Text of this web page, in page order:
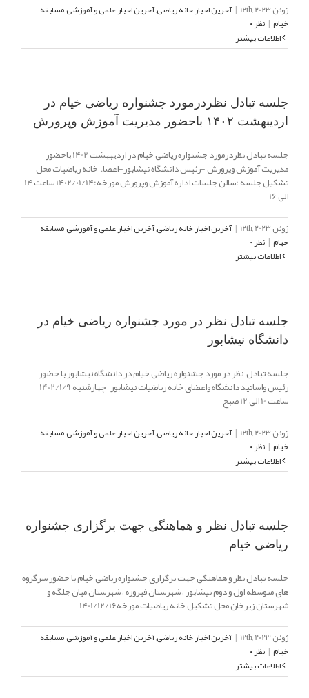
ژوئن 12th, 2023 | آخرین اخبار خانه ریاضی,آخرین اخبار علمی و آموزشی,مسابقه
خیام | نظر ۰
اطلاعات بیشتر
جلسه تبادل نظردرمورد جشنواره ریاضی خیام در
اردیبهشت ۱۴۰۲ باحضور مدیریت آموزش وپرورش
جلسه تبادل نظردرمورد جشنواره ریاضی خیام در اردیبهشت 1402 باحضور
مدیریت آموزش وپرورش -رئیس دانشگاه نیشابور-اعضاء خانه ریاضیات محل
تشکیل جلسه :سالن جلسات اداره آموزش وپرورش مورخه:1402/01/14 ساعت 14
الی 16
ژوئن 12th, 2023 | آخرین اخبار خانه ریاضی,آخرین اخبار علمی و آموزشی,مسابقه
خیام | نظر ۰
اطلاعات بیشتر
جلسه تبادل نظر در مورد جشنواره ریاضی خیام در
دانشگاه نیشابور
جلسه تبادل نظر در مورد جشنواره ریاضی خیام در دانشگاه نیشابور با حضور
رئیس واساتید دانشگاه واعضای خانه ریاضیات نیشابور چهارشنبه 1402/1/9
ساعت 10 الی 12 صبح
ژوئن 12th, 2023 | آخرین اخبار خانه ریاضی,آخرین اخبار علمی و آموزشی,مسابقه
خیام | نظر ۰
اطلاعات بیشتر
جلسه تبادل نظر و هماهنگی جهت برگزاری جشنواره
ریاضی خیام
جلسه تبادل نظر و هماهنگی جهت برگزاری جشنواره ریاضی خیام با حضور سرگروه
های متوسطه اول و دوم نیشابور ، شهرستان فیروزه ، شهرستان میان جلگه و
شهرستان زبرخان محل تشکیل خانه ریاضیات مورخه1401/12/16
ژوئن 12th, 2023 | آخرین اخبار خانه ریاضی,آخرین اخبار علمی و آموزشی,مسابقه
خیام | نظر ۰
اطلاعات بیشتر